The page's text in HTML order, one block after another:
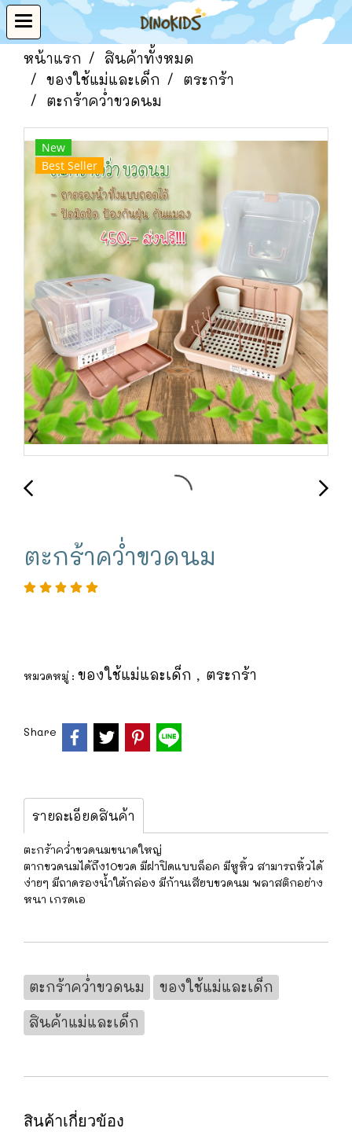
หน้าแรก
สินค้าทั้งหมด
ของใช้แม่และเด็ก
ตระกร้า
ตะกร้าคว่ำขวดนม
New
Best Seller
ตะกร้าคว่ำขวดนม
หมวดหมู่ : ของใช้แม่และเด็ก , ตระกร้า
Share
รายละเอียดสินค้า
ตะกร้าคว่ำขวดนมขนาดใหญ่
ตากขวดนมได้ถึง10ขวด มีฝาปิดแบบล็อค มีหูหิ้ว สามารถหิ้วได้
ง่ายๆ มีถาดรองน้ำใต้กล่อง มีก้านเสียบขวดนม พลาสติกอย่าง
หนา เกรดเอ
ตะกร้าคว่ำขวดนม
ของใช้แม่และเด็ก
สินค้าแม่และเด็ก
สินค้าเกี่ยวข้อง